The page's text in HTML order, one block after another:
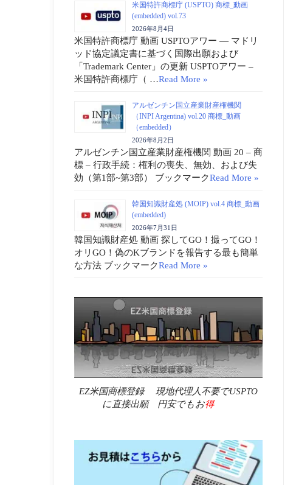
米国特許商標庁 (USPTO) 商標_動画
(embedded) vol.73
2026年8月4日
米国特許商標庁 動画 USPTOアワー ― マドリ
ッド協定議定書に基づく国際出願および
「Trademark Center」の更新 USPTOアワー –
米国特許商標庁（ …Read More »
アルゼンチン国立産業財産権機関
（INPI Argentina) vol.20 商標_動画
（embedded）
2026年8月2日
アルゼンチン国立産業財産権機関 動画 20 – 商
標 – 行政手続：権利の喪失、無効、および失
効（第1部~第3部） ブックマークRead More »
韓国知識財産処 (MOIP) vol.4 商標_動画
(embedded)
2026年7月31日
韓国知識財産処 動画 探してGO！撮ってGO！
オリGO！偽のKブランドを報告する最も簡単
な方法 ブックマークRead More »
EZ米国商標登録 現地代理人不要でUSPTO
に直接出願 円安でもお得